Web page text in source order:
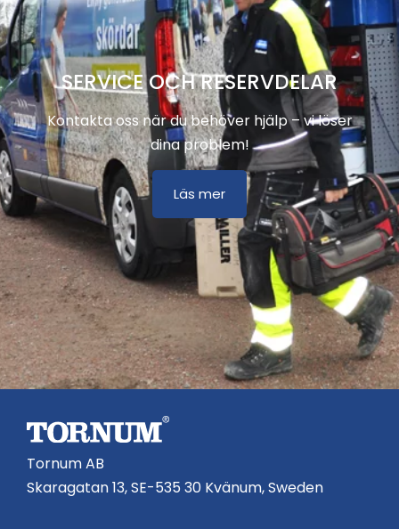
SERVICE OCH RESERVDELAR
Kontakta oss när du behöver hjälp – vi löser
dina problem!
Läs mer
Tornum AB
Skaragatan 13, SE-535 30 Kvänum, Sweden